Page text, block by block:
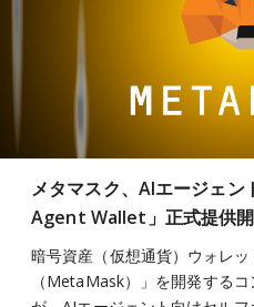
メタマスク、AIエージェ
Agent Wallet」正式提供
暗号資産（仮想通貨）ウォレ
（MetaMask）」を開発する